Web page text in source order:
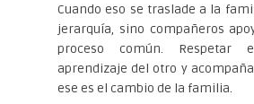
Cuando eso se traslade a la
jerarquía, sino compañeros
proceso común. Respetar
aprendizaje del otro y
ese es el cambio de la familia.